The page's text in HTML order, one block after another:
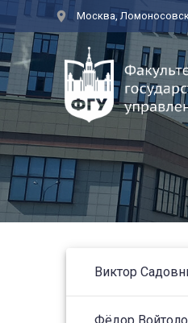
Перейти
к
контенту
Москва,
Виктор